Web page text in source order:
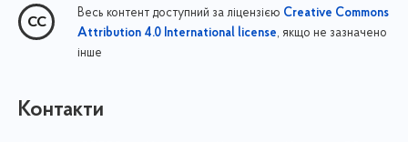
Весь контент доступний за ліцензією Creative Commons
Attribution 4.0 International license, якщо не зазначено
інше
Контакти